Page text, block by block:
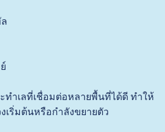
ทำเลที่เชื่อมต่อหลายพื้นที่ได้ดี ทำให้
เริ่มต้นหรือกำลังขยายตัว